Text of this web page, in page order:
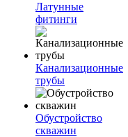
Латунные
фитинги
Канализационные
трубы
Обустройство
скважин